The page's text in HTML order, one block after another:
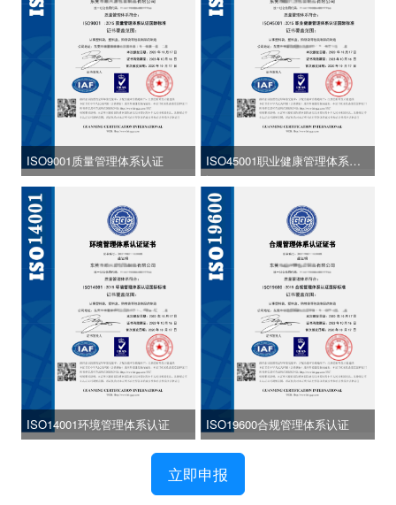
ISO9001质量管理体系认证
ISO14001环境管理体系认证
ISO45001职业健康管理体系认
证
ISO19600合规管理体系认证
立即申报